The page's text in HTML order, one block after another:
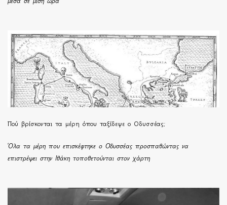
Πού βρίσκονται τα μέρη όπου ταξίδεψε ο Οδυσσέας;
Όλα τα μέρη που επισκέφτηκε ο Οδυσσέας προσπαθώντας να
επιστρέψει στην Ιθάκη τοποθετούνται στον χάρτη